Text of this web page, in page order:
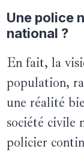
Une police
national ?
En fait, la
population,
une réalité
société civile
policier